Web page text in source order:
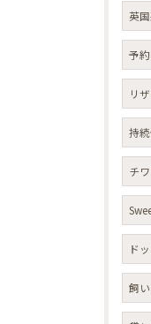
英
予
リ
持
チ
ド
飼